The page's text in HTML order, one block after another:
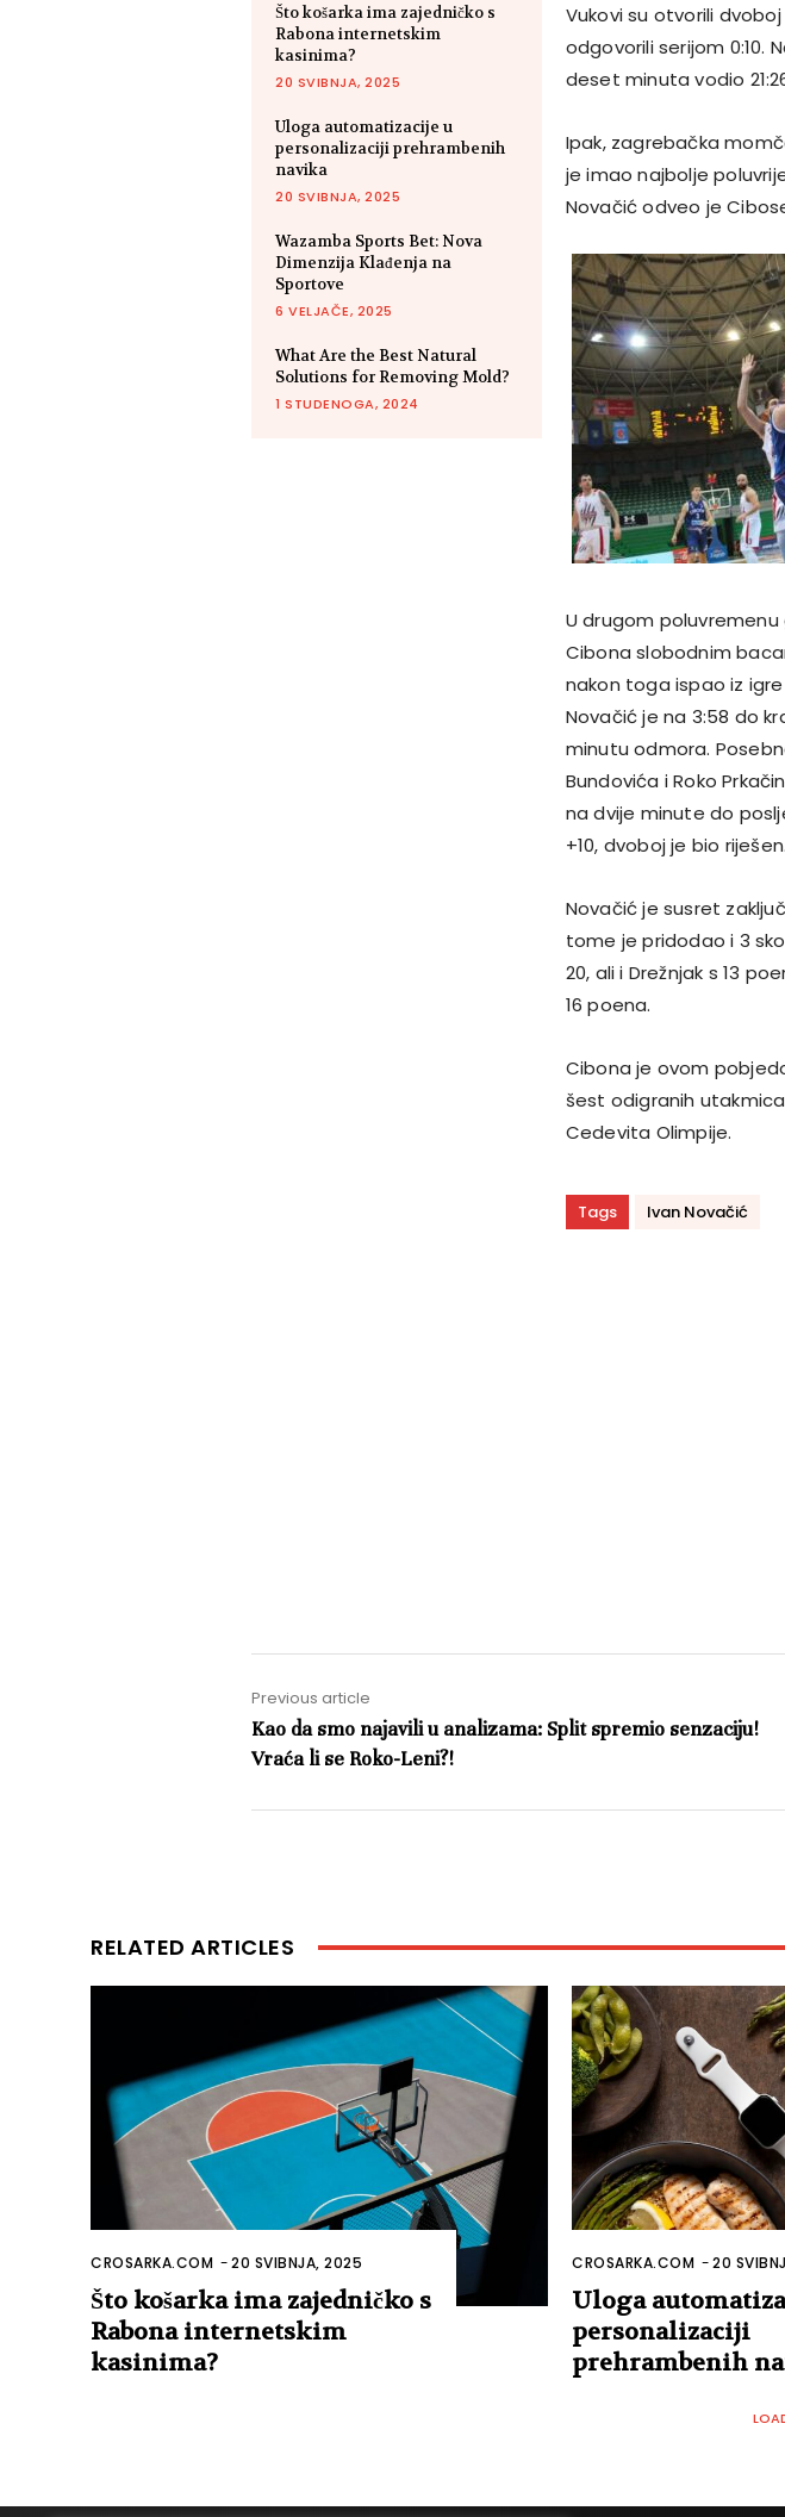
Što košarka ima zajedničko s
Rabona internetskim
kasinima?
20 SVIBNJA, 2025
Uloga automatizacije u
personalizaciji prehrambenih
navika
20 SVIBNJA, 2025
Wazamba Sports Bet: Nova
Dimenzija Klađenja na
Sportove
6 VELJAČE, 2025
What Are the Best Natural
Solutions for Removing Mold?
1 STUDENOGA, 2024
Vukovi su otvorili
odgovorili serijom 0:10.
deset minuta vodio
Ipak, zagrebačka
je imao najbolje
Novačić odveo je
U drugom
Cibona slobodnim
nakon toga ispao iz
Novačić je na 3:58 do
minutu odmora.
Bundovića i Roko
na dvije minute do
+10, dvoboj je bio
Novačić je susret
tome je pridodao i 3
20, ali i Drežnjak s 13
16 poena.
Cibona je ovom
šest odigranih
Cedevita Olimpije.
Tags Ivan Novačić
Previous article
Kao da smo najavili u analizama: Split spremio senzaciju!
Vraća li se Roko-Leni?!
RELATED ARTICLES
CROSARKA.COM -20 SVIBNJA, 2025
Što košarka ima zajedničko s
Rabona internetskim
kasinima?
CROSARKA.COM -20
Uloga
personalizaciji
prehrambenih